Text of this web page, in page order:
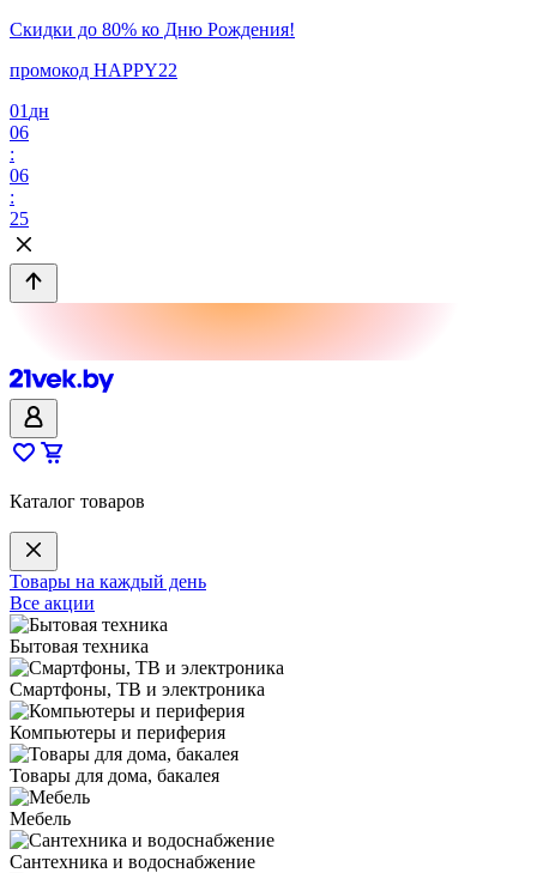
Скидки до 80% ко Дню Рождения!
промокод HAPPY22
01 дн
06
:
06
:
25
Каталог товаров
Товары на каждый день
Все акции
Бытовая техника
Смартфоны, ТВ и электроника
Компьютеры и периферия
Товары для дома, бакалея
Мебель
Сантехника и водоснабжение